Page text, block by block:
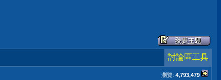
討論區工具
瀏覽: 4,793,479